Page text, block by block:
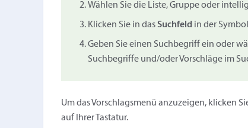
Wählen Sie die Liste, Gruppe oder
Klicken Sie in das Suchfeld in der
Geben Sie einen Suchbegriff ein oder
Suchbegriffe und/oder Vorschläge im
Um das Vorschlagsmenü anzuzeigen, klicken
auf Ihrer Tastatur.